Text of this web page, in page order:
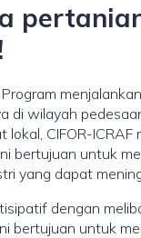
Program
di wilayah
CIFOR-
bertujuan untuk
yang dapat
dengan
bertujuan untuk